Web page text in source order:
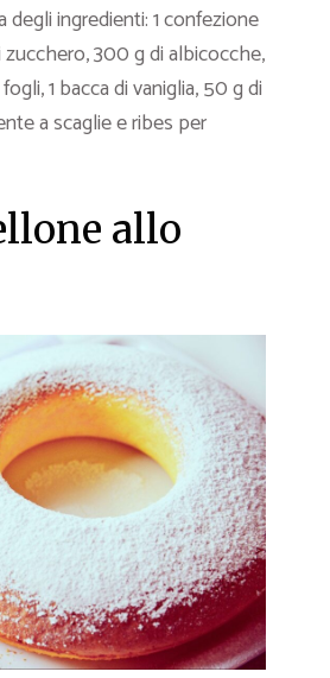
degli ingredienti: 1 confezione
300 g di albicocche,
1 bacca di vaniglia, 50 g di
a scaglie e ribes per
allo